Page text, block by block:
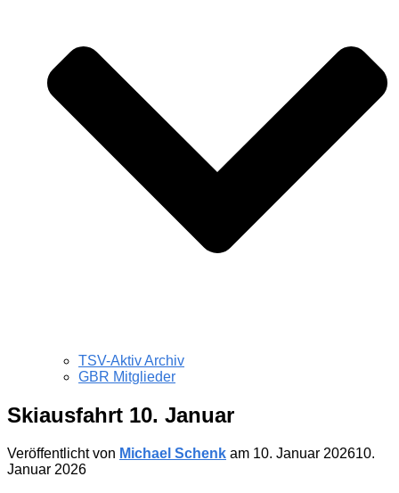
TSV-Aktiv Archiv
GBR Mitglieder
Skiausfahrt 10. Januar
Veröffentlicht von Michael Schenk am 10. Januar 202610.
Januar 2026